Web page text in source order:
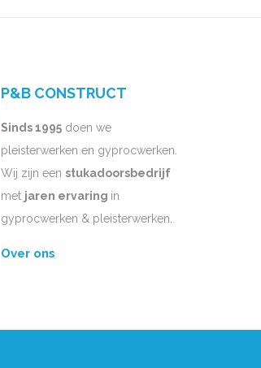
P&B CONSTRUCT
Sinds 1995 doen we
pleisterwerken en gyprocwerken.
Wij zijn een stukadoorsbedrijf
met jaren ervaring in
gyprocwerken & pleisterwerken.
Over ons